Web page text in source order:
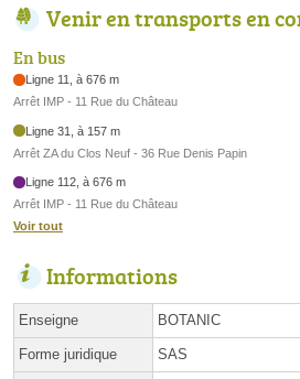
Venir en transports en
En bus
Ligne 11, à 676 m
Arrêt IMP - 11 Rue du Château
Ligne 31, à 157 m
Arrêt ZA du Clos Neuf - 36 Rue Denis Papin
Ligne 112, à 676 m
Arrêt IMP - 11 Rue du Château
Voir tout
Informations
Enseigne BOTANIC
Forme juridique SAS